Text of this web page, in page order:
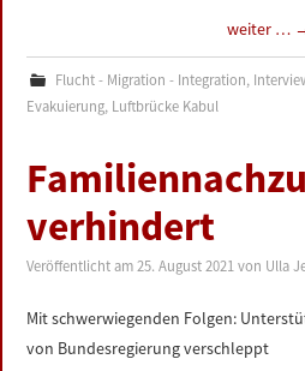
weiter …
Flucht - Migration - Integration,
Evakuierung, Luftbrücke Kabul
verhindert
Veröffentlicht am25. August 2021 von Ulla
Mit schwerwiegenden Folgen:
von Bundesregierung verschleppt